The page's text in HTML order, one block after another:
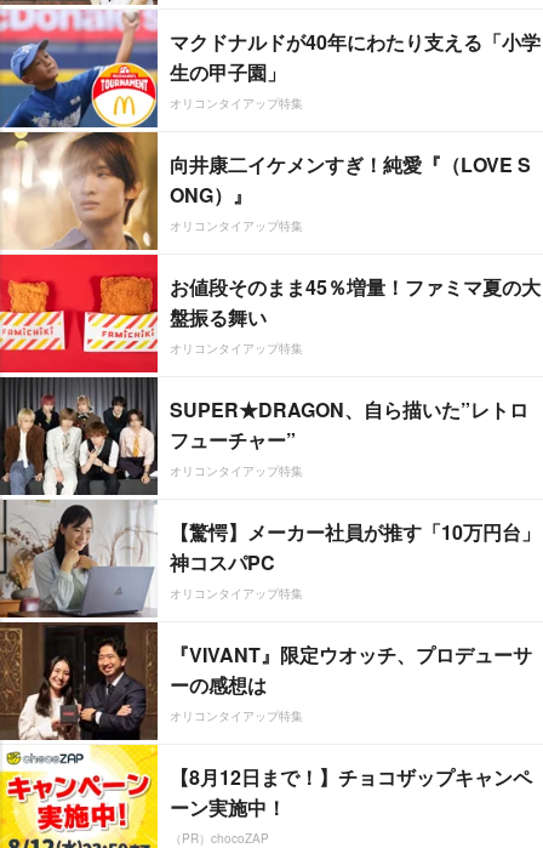
マクドナルドが40年にわたり支える「小学
生の甲子園」
オリコンタイアップ特集
向井康二イケメンすぎ！純愛『（LOVE S
ONG）』
オリコンタイアップ特集
お値段そのまま45％増量！ファミマ夏の大
盤振る舞い
オリコンタイアップ特集
SUPER★DRAGON、自ら描いた”レトロ
フューチャー”
オリコンタイアップ特集
【驚愕】メーカー社員が推す「10万円台」
神コスパPC
オリコンタイアップ特集
『VIVANT』限定ウオッチ、プロデューサ
ーの感想は
オリコンタイアップ特集
【8月12日まで！】チョコザップキャンペ
ーン実施中！
（PR）chocoZAP